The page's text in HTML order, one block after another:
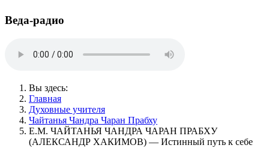
Веда-радио
Вы здесь:
Главная
Духовные учителя
Чайтанья Чандра Чаран Прабху
Е.М. ЧАЙТАНЬЯ ЧАНДРА ЧАРАН ПРАБХУ
(АЛЕКСАНДР ХАКИМОВ) — Истинный путь к себе